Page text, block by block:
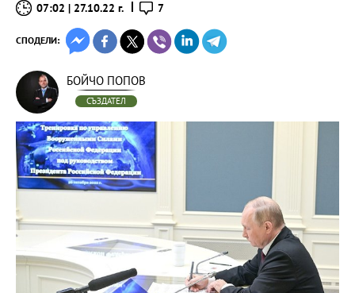
07:02 | 27.10.22 г. 7
СПОДЕЛИ:
БОЙЧО ПОПОВ
СЪЗДАТЕЛ